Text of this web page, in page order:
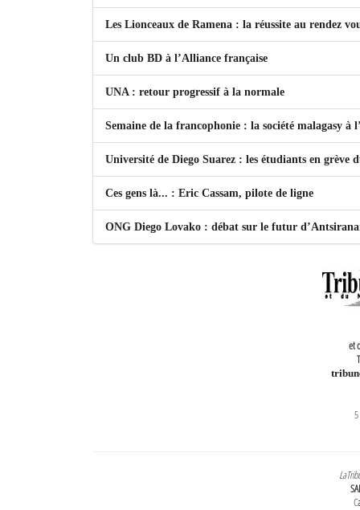
Les Lionceaux de Ramena : la réussite au rendez
Un club BD à l’Alliance française
UNA : retour progressif à la normale
Semaine de la francophonie : la société malagasy à
Université de Diego Suarez : les étudiants en grève
Ces gens là... : Eric Cassam, pilote de ligne
ONG Diego Lovako : débat sur le futur
et